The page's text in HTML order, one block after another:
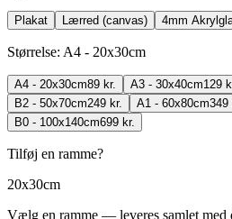
Plakat Lærred (canvas) 4mm
Størrelse: A4 - 20x30cm
A4 - 20x30cm89 kr. A3 - 30x40cm129
B2 - 50x70cm249 kr. A1 - 60x80cm349
B0 - 100x140cm699 kr.
Tilføj en ramme?
20x30cm
Vælg en ramme — leveres samlet med